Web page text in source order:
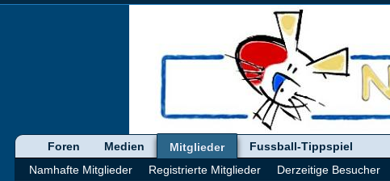
Foren Medien
Mitglieder
Namhafte Mitglieder
Registrierte Mitglieder Derzeitige Besucher
Fussball-Tippspiel